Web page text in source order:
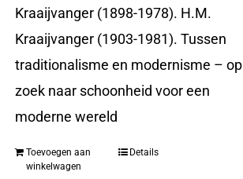
Kraaijvanger (1898-1978). H.M.
Kraaijvanger (1903-1981). Tussen
traditionalisme en modernisme – op
zoek naar schoonheid voor een
moderne wereld
Toevoegen aan
winkelwagen
Details